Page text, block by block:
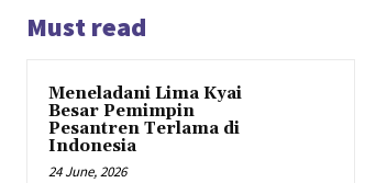
Must read
Meneladani Lima Kyai
Besar Pemimpin
Pesantren Terlama di
Indonesia
24 June, 2026